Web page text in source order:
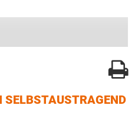
SELBSTAUSTRAGEND